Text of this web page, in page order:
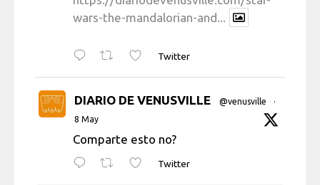
wars-the-mandalorian-and...
Twitter
DIARIO DE VENUSVILLE @venusville
·
8 May
Comparte esto no?
Twitter